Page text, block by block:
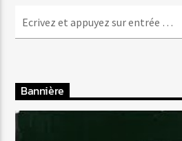
Bannière